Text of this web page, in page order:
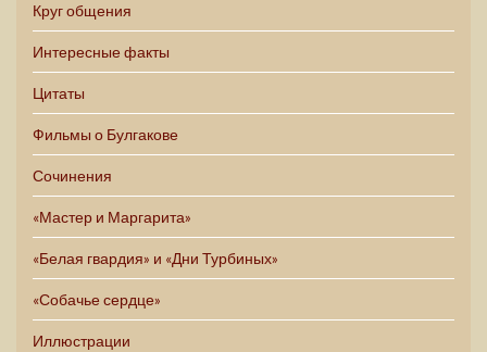
Круг общения
Интересные факты
Цитаты
Фильмы о Булгакове
Сочинения
«Мастер и Маргарита»
«Белая гвардия» и «Дни Турбиных»
«Собачье сердце»
Иллюстрации